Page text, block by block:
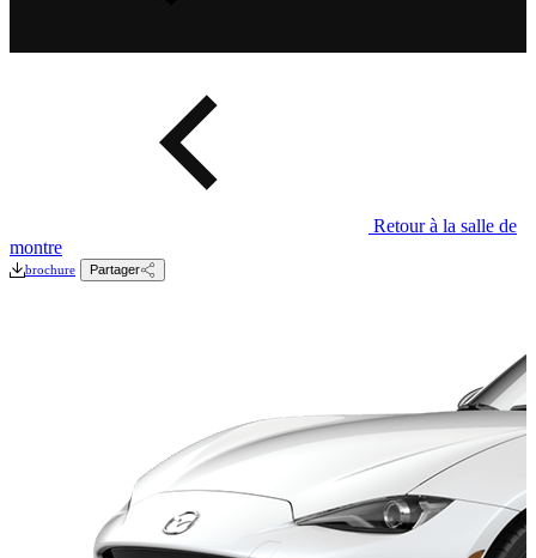
Retour à la salle de
montre
brochure Partager